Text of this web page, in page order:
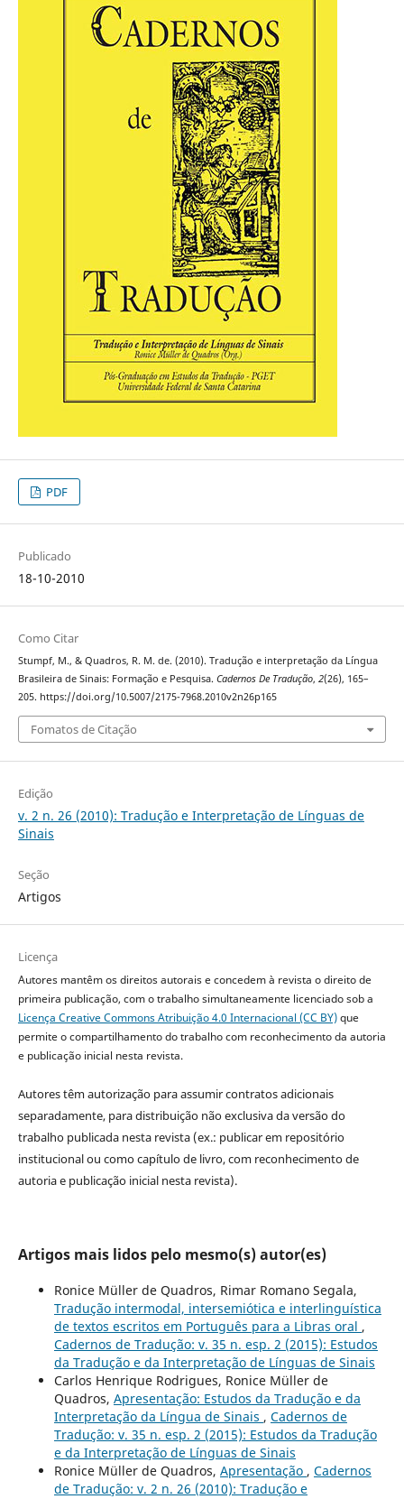
PDF
Publicado
18-10-2010
Como Citar
Stumpf, M., & Quadros, R. M. de. (2010). Tradução e interpretação da Língua
Brasileira de Sinais: Formação e Pesquisa. Cadernos De Tradução, 2(26), 165–
205. https://doi.org/10.5007/2175-7968.2010v2n26p165
Fomatos de Citação
Edição
v. 2 n. 26 (2010): Tradução e Interpretação de Línguas de
Sinais
Seção
Artigos
Licença
Autores mantêm os direitos autorais e concedem à revista o direito de
primeira publicação, com o trabalho simultaneamente licenciado sob a
Licença Creative Commons Atribuição 4.0 Internacional (CC BY)que
permite o compartilhamento do trabalho com reconhecimento da autoria
e publicação inicial nesta revista.
Autores têm autorização para assumir contratos adicionais
separadamente, para distribuição não exclusiva da versão do
trabalho publicada nesta revista (ex.: publicar em repositório
institucional ou como capítulo de livro, com reconhecimento de
autoria e publicação inicial nesta revista).
Artigos mais lidos pelo mesmo(s) autor(es)
Ronice Müller de Quadros, Rimar Romano Segala,
Tradução intermodal, intersemiótica e interlinguística
de textos escritos em Português para a Libras oral ,
Cadernos de Tradução: v. 35 n. esp. 2 (2015): Estudos
da Tradução e da Interpretação de Línguas de Sinais
Carlos Henrique Rodrigues, Ronice Müller de
Quadros, Apresentação: Estudos da Tradução e da
Interpretação da Língua de Sinais , Cadernos de
Tradução: v. 35 n. esp. 2 (2015): Estudos da Tradução
e da Interpretação de Línguas de Sinais
Ronice Müller de Quadros, Apresentação , Cadernos
de Tradução: v. 2 n. 26 (2010): Tradução e